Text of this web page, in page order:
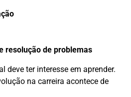
resolução de problemas
deve ter interesse em aprender.
na carreira acontece de